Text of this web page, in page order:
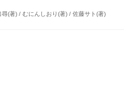
(著) / むにんしおり(著) / 佐藤サト(著)